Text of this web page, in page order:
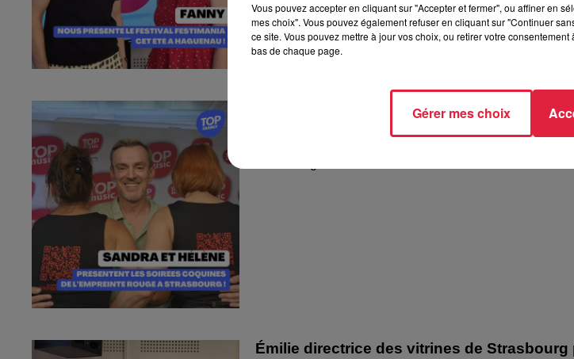
Sandra et Estelle présentent les soirées
Émilie directrice des vitrines de Strasbourg
Vous pouvez accepter en cliquant sur "Accepter et fermer", ou affiner en
mes choix". Vous pouvez également refuser en cliquant sur "Continuer
ce site. Vous pouvez mettre à jour vos choix, ou retirer votre
bas de chaque page.
Gérer mes choix